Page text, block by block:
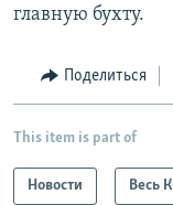
главную бухту.
Поделиться
This item is part of
Новости Весь